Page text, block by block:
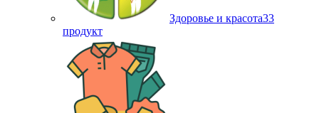
Здоровье и красота33
продукт